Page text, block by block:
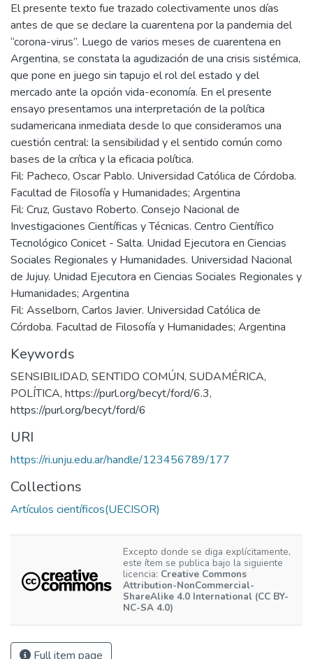
El presente texto fue trazado colectivamente unos días
antes de que se declare la cuarentena por la pandemia del
“corona-virus”. Luego de varios meses de cuarentena en
Argentina, se constata la agudización de una crisis sistémica,
que pone en juego sin tapujo el rol del estado y del
mercado ante la opción vida-economía. En el presente
ensayo presentamos una interpretación de la política
sudamericana inmediata desde lo que consideramos una
cuestión central: la sensibilidad y el sentido común como
bases de la crítica y la eficacia política.
Fil: Pacheco, Oscar Pablo. Universidad Católica de Córdoba.
Facultad de Filosofía y Humanidades; Argentina
Fil: Cruz, Gustavo Roberto. Consejo Nacional de
Investigaciones Científicas y Técnicas. Centro Científico
Tecnológico Conicet - Salta. Unidad Ejecutora en Ciencias
Sociales Regionales y Humanidades. Universidad Nacional
de Jujuy. Unidad Ejecutora en Ciencias Sociales Regionales y
Humanidades; Argentina
Fil: Asselborn, Carlos Javier. Universidad Católica de
Córdoba. Facultad de Filosofía y Humanidades; Argentina
Keywords
SENSIBILIDAD, SENTIDO COMÚN, SUDAMÉRICA,
POLÍTICA, https://purl.org/becyt/ford/6.3,
https://purl.org/becyt/ford/6
URI
https://ri.unju.edu.ar/handle/123456789/177
Collections
Artículos científicos(UECISOR)
Excepto donde se diga explícitamente,
este ítem se publica bajo la siguiente
licencia: Creative Commons
Attribution-NonCommercial-
ShareAlike 4.0 International (CC BY-
NC-SA 4.0)
Full item page